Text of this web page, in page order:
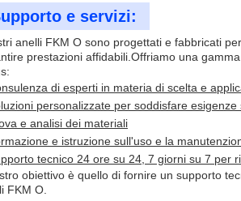
e servizi:
anelli FKM O sono progettati e fabbricati
prestazioni affidabili.Offriamo una
di esperti in materia di scelta e
personalizzate per soddisfare esigenze
e analisi dei materiali
e istruzione sull'uso e la
tecnico 24 ore su 24, 7 giorni su 7 per
obiettivo è quello di fornire un supporto
FKM O.